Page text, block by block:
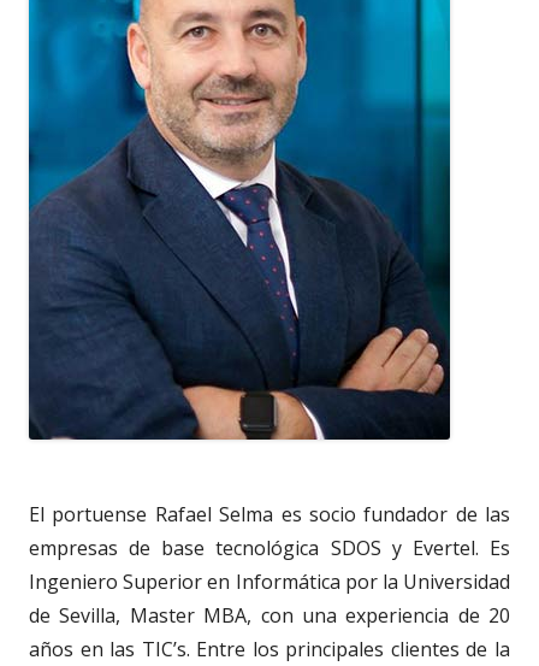
El portuense Rafael Selma es socio fundador de las
empresas de base tecnológica SDOS y Evertel. Es
Ingeniero Superior en Informática por la Universidad
de Sevilla, Master MBA, con una experiencia de 20
años en las TIC’s. Entre los principales clientes de la